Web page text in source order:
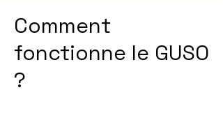
Comment
fonctionne le GUSO
?